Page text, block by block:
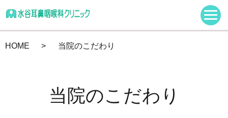
HOME 当院のこだわり
当院のこだわり